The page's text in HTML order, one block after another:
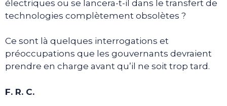
électriques ou se lancera-t-il dans le transfert de
technologies complètement obsolètes ?
Ce sont là quelques interrogations et
préoccupations que les gouvernants devraient
prendre en charge avant qu’il ne soit trop tard.
F. R. C.